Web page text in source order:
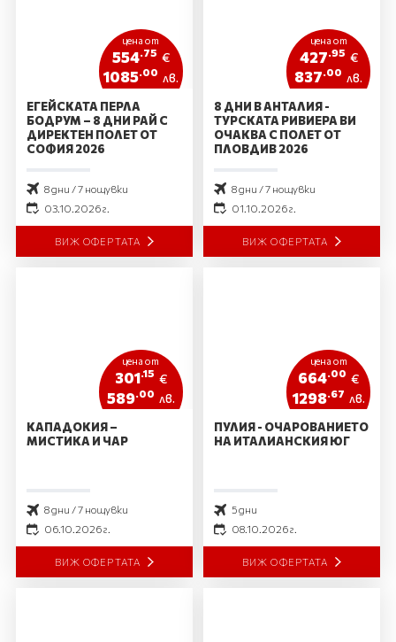
цена от
554 .75 €
1085.00 лв.
ЕГЕЙСКАТА ПЕРЛА
БОДРУМ – 8 ДНИ РАЙ С
ДИРЕКТЕН ПОЛЕТ ОТ
СОФИЯ 2026
8 дни / 7 нощувки
03.10.2026 г.
ВИЖ ОФЕРТАТА
цена от
427 .95 €
837.00 лв.
8 ДНИ В АНТАЛИЯ -
ТУРСКАТА РИВИЕРА ВИ
ОЧАКВА С ПОЛЕТ ОТ
ПЛОВДИВ 2026
8 дни / 7 нощувки
01.10.2026 г.
ВИЖ ОФЕРТАТА
цена от
301.15 €
589 .00 лв.
КАПАДОКИЯ –
МИСТИКА И ЧАР
8 дни / 7 нощувки
06.10.2026 г.
ВИЖ ОФЕРТАТА
цена от
664.00 €
1298.67 лв.
ПУЛИЯ - ОЧАРОВАНИЕТО
НА ИТАЛИАНСКИЯ ЮГ
5 дни
08.10.2026 г.
ВИЖ ОФЕРТАТА